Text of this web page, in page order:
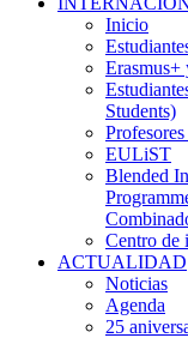
Inicio
Students)
EULiST
Blended
Centro de
ACTUALIDAD
Noticias
Agenda
25